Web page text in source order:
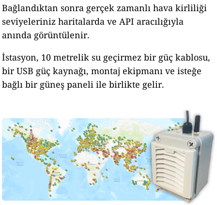
Bağlandıktan sonra gerçek zamanlı hava kirliliği
seviyeleriniz haritalarda ve API aracılığıyla
anında görüntülenir.
İstasyon, 10 metrelik su geçirmez bir güç kablosu,
bir USB güç kaynağı, montaj ekipmanı ve isteğe
bağlı bir güneş paneli ile birlikte gelir.